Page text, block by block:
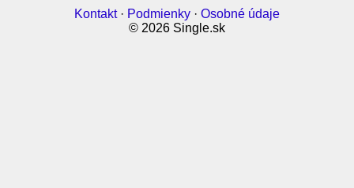
Kontakt· Podmienky · Osobné údaje
© 2026 Single.sk